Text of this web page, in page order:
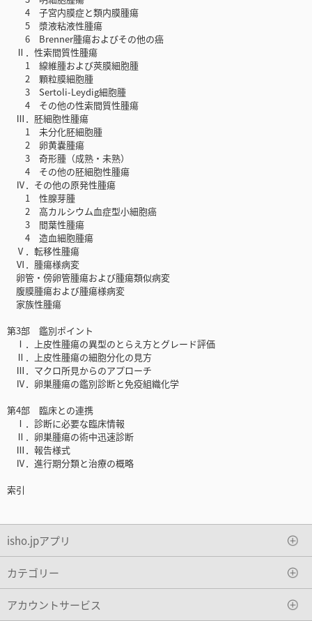
4 子宮内膜症と類内膜腫瘍
5 漿液粘液性腫瘍
6 Brenner腫瘍およびその他の癌
Ⅱ．性索間質性腫瘍
1 線維腫および莢膜細胞腫
2 顆粒膜細胞腫
3 Sertoli-Leydig細胞腫
4 その他の性索間質性腫瘍
Ⅲ．胚細胞性腫瘍
1 未分化胚細胞腫
2 卵黄嚢腫瘍
3 奇形腫（成熟・未熟）
4 その他の胚細胞性腫瘍
Ⅳ．その他の原発性腫瘍
1 性腺芽腫
2 高カルシウム血症型小細胞癌
3 間葉性腫瘍
4 造血細胞腫瘍
Ⅴ．転移性腫瘍
Ⅵ．腫瘍様病変
卵管・傍卵管腫瘍および腫瘍類似病変
腹膜腫瘍および腫瘍様病変
家族性腫瘍
第3部 鑑別ポイント
Ⅰ．上皮性腫瘍の異型のとらえ方とグレード評価
Ⅱ．上皮性腫瘍の細胞分化の見方
Ⅲ．マクロ所見からのアプローチ
Ⅳ．卵巣腫瘍の鑑別診断と免疫組織化学
第4部 臨床との連携
Ⅰ．診断に必要な臨床情報
Ⅱ．卵巣腫瘍の術中迅速診断
Ⅲ．報告様式
Ⅳ．進行期分類と治療の概略
索引
isho.jpアプリ
カテゴリー
アカウントサービス